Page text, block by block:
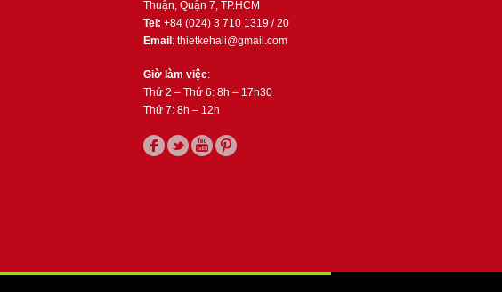
Thuận, Quận 7, TP.HCM
Tel: +84 (024) 3 710 1319 / 20
Email : thietkehali@gmail.com
Giờ làm việc:
Thứ 2 – Thứ 6: 8h – 17h30
Thứ 7: 8h – 12h